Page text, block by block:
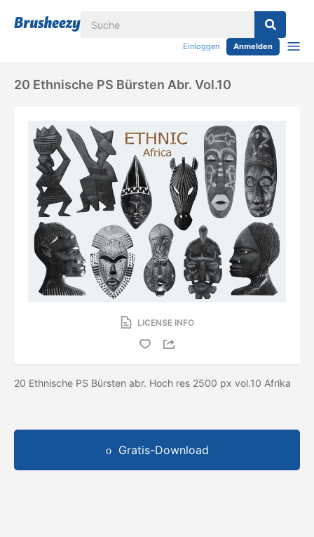
Einloggen Anmelden
20 Ethnische PS Bürsten Abr. Vol.10
LICENSE INFO
20 Ethnische PS Bürsten abr. Hoch res 2500 px vol.10 Afrika
Gratis-Download